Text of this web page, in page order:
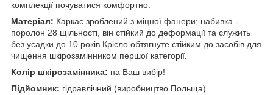
комплекції почуватися комфортно.
Матеріал: Каркас зроблений з міцної фанери; набивка -
поролон 28 щільності, він стійкий до деформації та служить
без усадки до 10 років.Крісло обтягнуте стійким до засобів для
чищення шкірозамінником першої категорії.
Колір шкірозамінника: на Ваш вибір!
Підйомник: гідравлічний (виробництво Польща).